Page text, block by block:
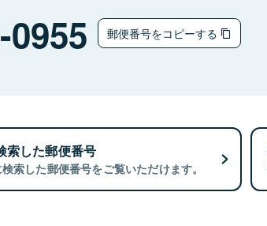
0955 郵便番号をコピーする
索した郵便番号
索した郵便番号をご覧いただけます。